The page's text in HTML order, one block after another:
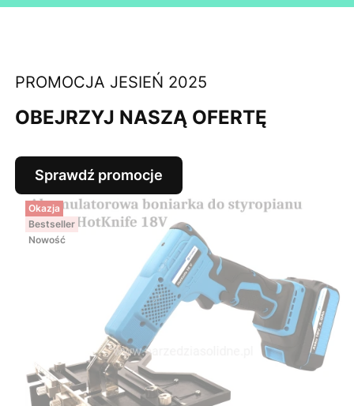
PROMOCJA JESIEŃ 2025
OBEJRZYJ NASZĄ OFERTĘ
Sprawdź promocje
Okazja
Bestseller
Nowość